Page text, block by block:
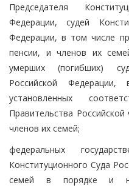
Председателя
Федерации, судей
Федерации, в том числе
пенсии, и членов их
умерших (погибших)
Российской
установленных
Правительства
членов их семей;
федеральных
Конституционного Суда
семей в порядке и на